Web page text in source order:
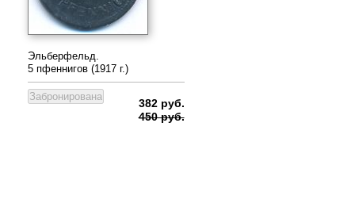
Эльберфельд.
5 пфеннигов (1917 г.)
382 руб.
450 руб.